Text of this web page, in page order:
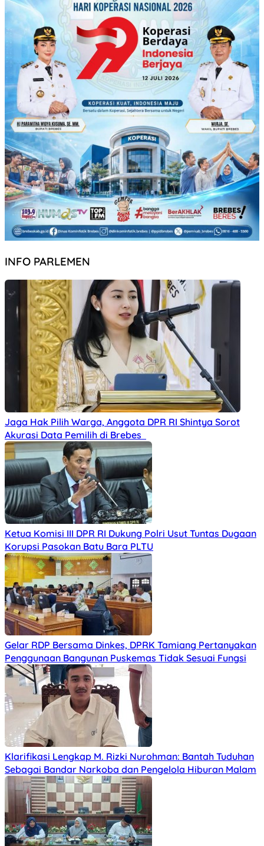
INFO PARLEMEN
Jaga Hak Pilih Warga, Anggota DPR RI Shintya Sorot
Akurasi Data Pemilih di Brebes
Ketua Komisi III DPR RI Dukung Polri Usut Tuntas Dugaan
Korupsi Pasokan Batu Bara PLTU
Gelar RDP Bersama Dinkes, DPRK Tamiang Pertanyakan
Penggunaan Bangunan Puskemas Tidak Sesuai Fungsi
Klarifikasi Lengkap M. Rizki Nurohman: Bantah Tuduhan
Sebagai Bandar Narkoba dan Pengelola Hiburan Malam